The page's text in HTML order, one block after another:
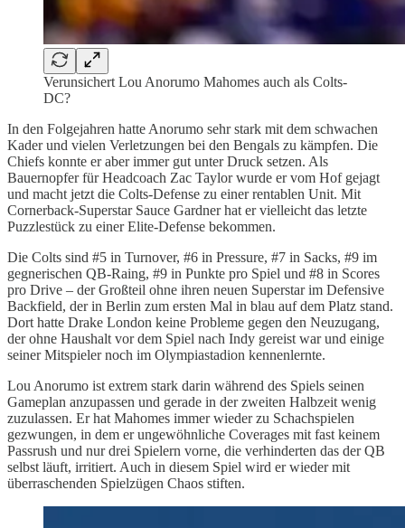
Verunsichert Lou Anorumo Mahomes auch als Colts-
DC?
In den Folgejahren hatte Anorumo sehr stark mit dem schwachen
Kader und vielen Verletzungen bei den Bengals zu kämpfen. Die
Chiefs konnte er aber immer gut unter Druck setzen. Als
Bauernopfer für Headcoach Zac Taylor wurde er vom Hof gejagt
und macht jetzt die Colts-Defense zu einer rentablen Unit. Mit
Cornerback-Superstar Sauce Gardner hat er vielleicht das letzte
Puzzlestück zu einer Elite-Defense bekommen.
Die Colts sind #5 in Turnover, #6 in Pressure, #7 in Sacks, #9 im
gegnerischen QB-Raing, #9 in Punkte pro Spiel und #8 in Scores
pro Drive – der Großteil ohne ihren neuen Superstar im Defensive
Backfield, der in Berlin zum ersten Mal in blau auf dem Platz stand.
Dort hatte Drake London keine Probleme gegen den Neuzugang,
der ohne Haushalt vor dem Spiel nach Indy gereist war und einige
seiner Mitspieler noch im Olympiastadion kennenlernte.
Lou Anorumo ist extrem stark darin während des Spiels seinen
Gameplan anzupassen und gerade in der zweiten Halbzeit wenig
zuzulassen. Er hat Mahomes immer wieder zu Schachspielen
gezwungen, in dem er ungewöhnliche Coverages mit fast keinem
Passrush und nur drei Spielern vorne, die verhinderten das der QB
selbst läuft, irritiert. Auch in diesem Spiel wird er wieder mit
überraschenden Spielzügen Chaos stiften.